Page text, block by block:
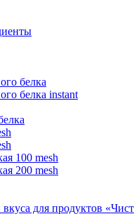
белка
белка instant
100 mesh
200 mesh
для продуктов